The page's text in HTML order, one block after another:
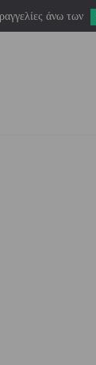
άνω των